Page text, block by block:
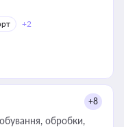
+2
+8
обробки,